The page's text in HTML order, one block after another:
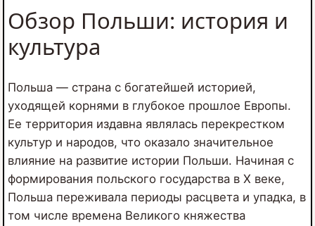
Обзор Польши: история и
культура
Польша — страна с богатейшей историей,
уходящей корнями в глубокое прошлое Европы.
Ее территория издавна являлась перекрестком
культур и народов, что оказало значительное
влияние на развитие истории Польши. Начиная с
формирования польского государства в X веке,
Польша переживала периоды расцвета и упадка, в
том числе времена Великого княжества